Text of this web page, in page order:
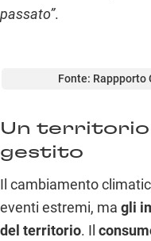
passato”.
Fonte: Rappporto
Un territorio
gestito
Il cambiamento
eventi estremi, ma gli
del territorio. Il